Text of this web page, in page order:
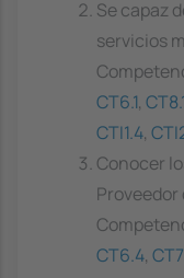
Se capaz
servicios
CT6.1,
CTI1.4,
Conocer
CT6.4,